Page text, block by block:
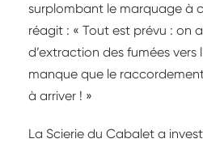
surplombant le marquage à
réagit : « Tout est prévu : on
d’extraction des fumées vers
manque que le
à arriver ! »
La Scierie du Cabalet a